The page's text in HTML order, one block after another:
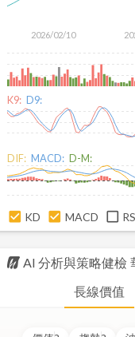
2026/02/10
K9: D9:
DIF: MACD: D-M:
KD MACD
AI 分析與策略健檢
長線價值